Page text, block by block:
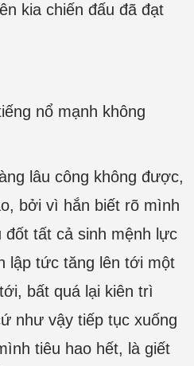
kia chiến đấu đã đạt
nổ mạnh không
lâu công không được,
bởi vì hắn biết rõ mình
tất cả sinh mệnh lực
lập tức tăng lên tới một
bất quá lại kiên trì
như vậy tiếp tục xuống
tiêu hao hết, là giết